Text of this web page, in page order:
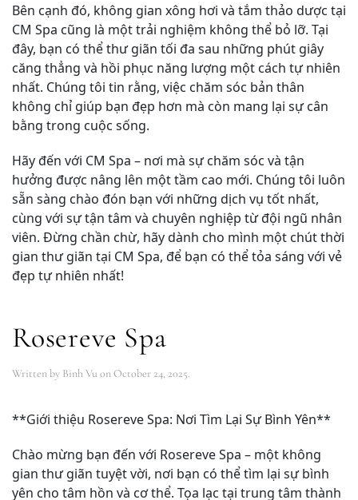
Bên cạnh đó, không gian xông hơi và tắm thảo dược tại
CM Spa cũng là một trải nghiệm không thể bỏ lỡ. Tại
đây, bạn có thể thư giãn tối đa sau những phút giây
căng thẳng và hồi phục năng lượng một cách tự nhiên
nhất. Chúng tôi tin rằng, việc chăm sóc bản thân
không chỉ giúp bạn đẹp hơn mà còn mang lại sự cân
bằng trong cuộc sống.
Hãy đến với CM Spa – nơi mà sự chăm sóc và tận
hưởng được nâng lên một tầm cao mới. Chúng tôi luôn
sẵn sàng chào đón bạn với những dịch vụ tốt nhất,
cùng với sự tận tâm và chuyên nghiệp từ đội ngũ nhân
viên. Đừng chần chừ, hãy dành cho mình một chút thời
gian thư giãn tại CM Spa, để bạn có thể tỏa sáng với vẻ
đẹp tự nhiên nhất!
Rosereve Spa
Written by Binh Vu onOctober 24, 2025.
**Giới thiệu Rosereve Spa: Nơi Tìm Lại Sự Bình Yên**
Chào mừng bạn đến với Rosereve Spa – một không
gian thư giãn tuyệt vời, nơi bạn có thể tìm lại sự bình
yên cho tâm hồn và cơ thể. Tọa lạc tại trung tâm thành